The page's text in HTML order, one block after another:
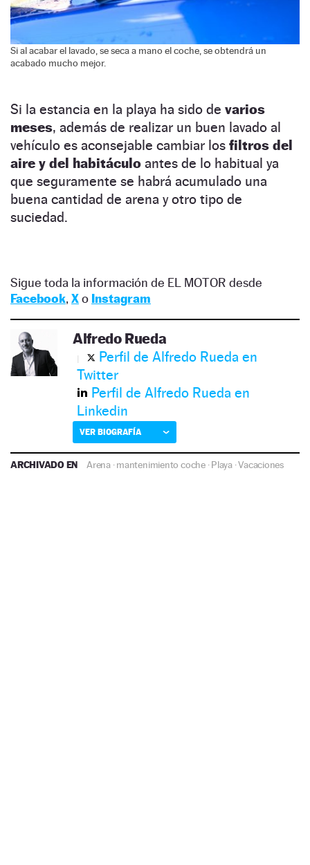
Si al acabar el lavado, se seca a mano el coche, se obtendrá un
acabado mucho mejor.
Si la estancia en la playa ha sido de varios
meses, además de realizar un buen lavado al
vehículo es aconsejable cambiar los filtros del
aire y del habitáculo antes de lo habitual ya
que seguramente se habrá acumulado una
buena cantidad de arena y otro tipo de
suciedad.
Sigue toda la información de EL MOTOR desde
Facebook, Xo Instagram
Alfredo Rueda
Perfil de Alfredo Rueda en
Twitter
Perfil de Alfredo Rueda en
Linkedin
VER BIOGRAFÍA
ARCHIVADO EN Arena·mantenimiento coche·Playa ·Vacaciones